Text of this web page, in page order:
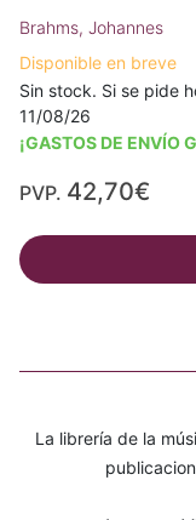
Brahms, Johannes
Disponible en breve
Sin stock. Si se pide
11/08/26
¡GASTOS DE ENVÍO
PVP. 42,70€
La librería de la